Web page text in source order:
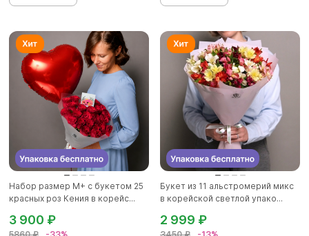
Набор размер М+ с букетом 25
красных роз Кения в корейс...
3 900 ₽
Букет из 11 альстромерий микс
в корейской светлой упако...
2 999 ₽